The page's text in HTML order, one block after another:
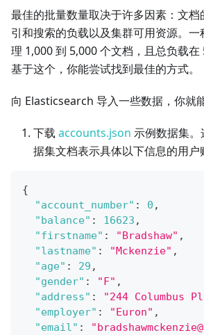
最佳的批量数量取决于许多因素：文
引和搜索的负载以及集群可用资源。
理 1,000 到 5,000 个文档，且总负载在
基于这个，你能尝试找到最佳的方式。
向 Elasticsearch 导入一些数据，你就
下载 accounts.json 示例数据集
据集文档表示具体以下信息的用户
{
"account_number" : 0 ,
"balance" : 16623 ,
"firstname" : "Bradshaw" ,
"lastname" : "Mckenzie" ,
"age" : 29 ,
"gender" : "F" ,
"address" : "244 Columbus
"employer" : "Euron" ,
"email" :